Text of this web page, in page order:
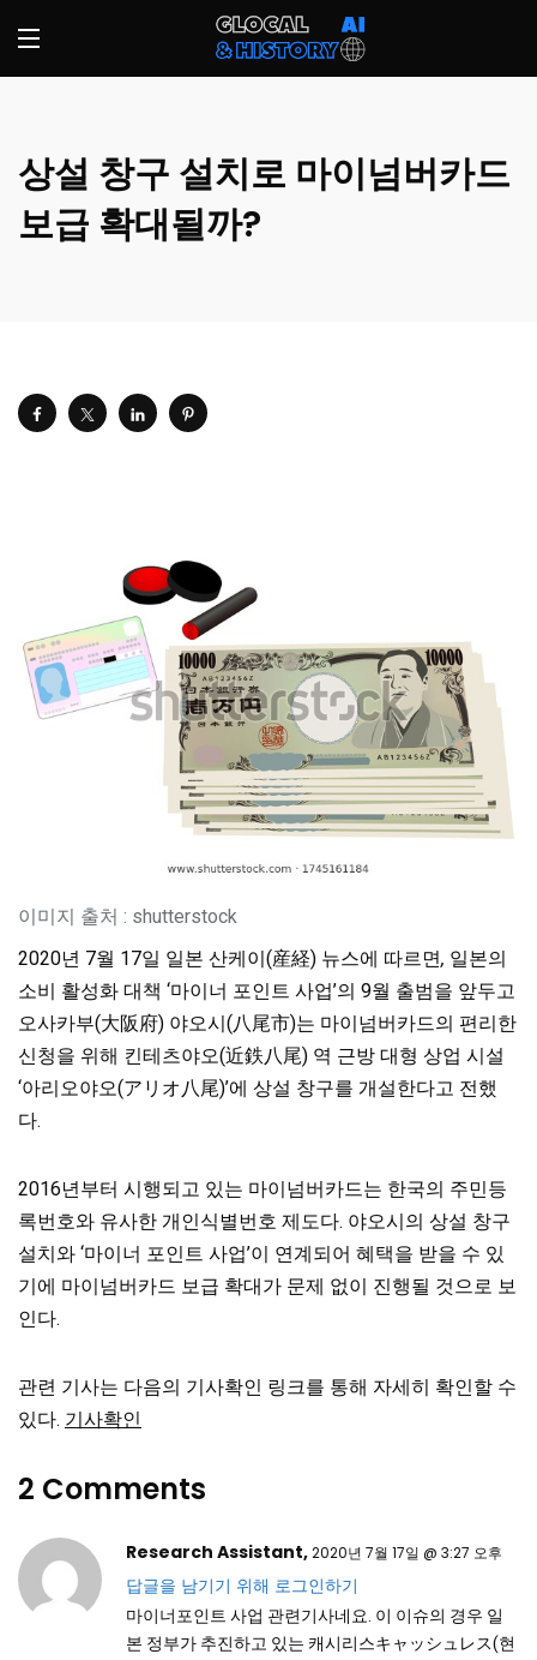
상설 창구 설치로 마이넘버카드
보급 확대될까?
이미지 출처 : shutterstock
2020년 7월 17일 일본 산케이(産経) 뉴스에 따르면, 일본의
소비 활성화 대책 ‘마이너 포인트 사업’의 9월 출범을 앞두고
오사카부(大阪府) 야오시(八尾市)는 마이넘버카드의 편리한
신청을 위해 킨테츠야오(近鉄八尾) 역 근방 대형 상업 시설
‘아리오야오(アリオ八尾)’에 상설 창구를 개설한다고 전했
다.
2016년부터 시행되고 있는 마이넘버카드는 한국의 주민등
록번호와 유사한 개인식별번호 제도다. 야오시의 상설 창구
설치와 ‘마이너 포인트 사업’이 연계되어 혜택을 받을 수 있
기에 마이넘버카드 보급 확대가 문제 없이 진행될 것으로 보
인다.
관련 기사는 다음의 기사확인 링크를 통해 자세히 확인할 수
있다. 기사확인
2 Comments
Research Assistant,2020년 7월 17일 @ 3:27 오후
답글을 남기기 위해 로그인하기
마이너포인트 사업 관련기사네요. 이 이슈의 경우 일
본 정부가 추진하고 있는 캐시리스キャッシュレス(현